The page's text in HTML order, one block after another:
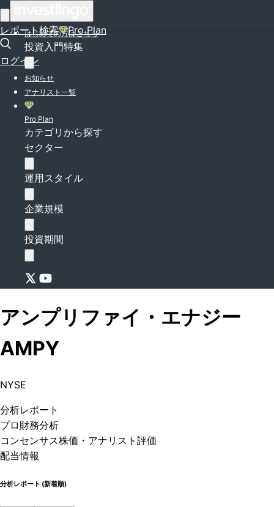
レポート検索 Pro Plan
ログイン
はじめての方はこちら
投資入門特集
お知らせ
アナリスト一覧
Pro Plan
カテゴリから探す
セクター
運用スタイル
企業規模
投資期間
アンプリファイ・エナジー
AMPY
NYSE
分析レポート
プロ 財務分析
コンセンサス株価 ・アナリスト評価
配当情報
分析レポート (新着順)